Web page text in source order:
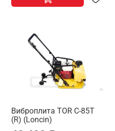
Виброплита TOR C-85T
(R) (Loncin)